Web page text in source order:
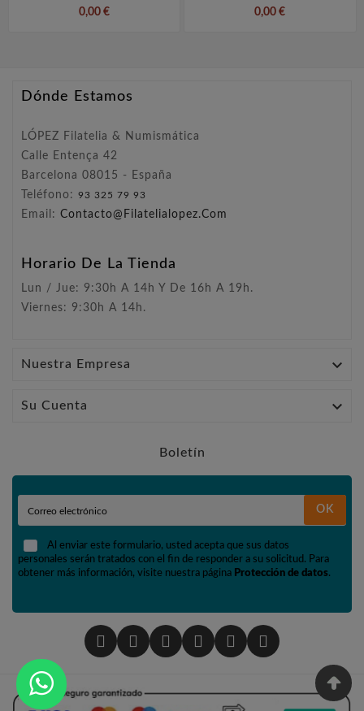
0,00 €
0,00 €
Dónde Estamos
LÓPEZ Filatelia & Numismática
Calle Entença 42
Barcelona 08015 - España
Teléfono: 93 325 79 93
Email: Contacto@filatelialopez.com
Horario De La Tienda
Lun / Jue: 9:30h A 14h Y De 16h A 19h.
Viernes: 9:30h A 14h.
Nuestra Empresa 
Su Cuenta 
Boletín
OK
Al enviar este formulario, usted acepta que sus datos
personales serán tratados con el fin de responder a su solicitud. Para
obtener más información, visite nuestra página Protección de datos.